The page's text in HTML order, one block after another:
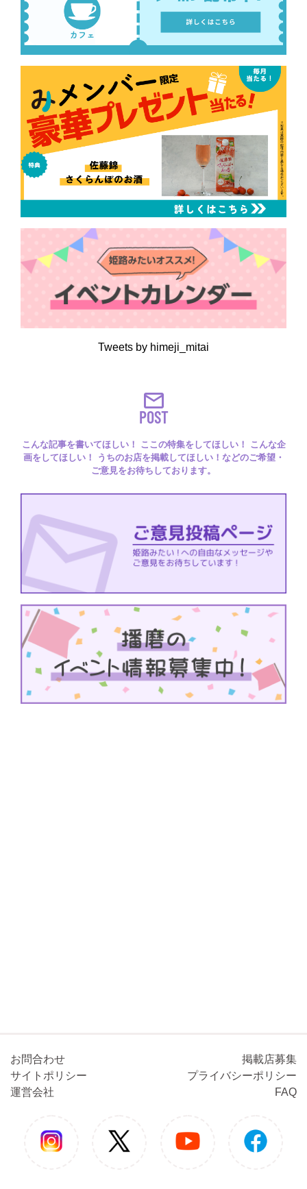
Tweets by himeji_mitai
POST
こんな記事を書いてほしい！ ここの特集をしてほしい！ こんな企
画をしてほしい！ うちのお店を掲載してほしい！などのご希望・
ご意見をお待ちしております。
お問合わせ
掲載店募集
サイトポリシー
プライバシーポリシー
運営会社
FAQ